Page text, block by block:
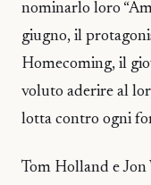
nominarlo loro
giugno, il
Homecoming, il
voluto aderire al
lotta contro ogni
Tom Holland e